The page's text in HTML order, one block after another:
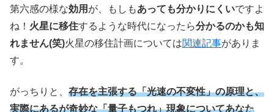
第六感の様な効用 が、もしもあっても分かりにくいですよ
ね！ 火星に移住するような時代になったら分かるのかも知
れません(笑)火星の移住計画については関連記事がありま
す。
がっちりと、 存在を主張する「光速の不変性」の原理と、
実際にあるが奇妙な「量子もつれ」現象についてあなた